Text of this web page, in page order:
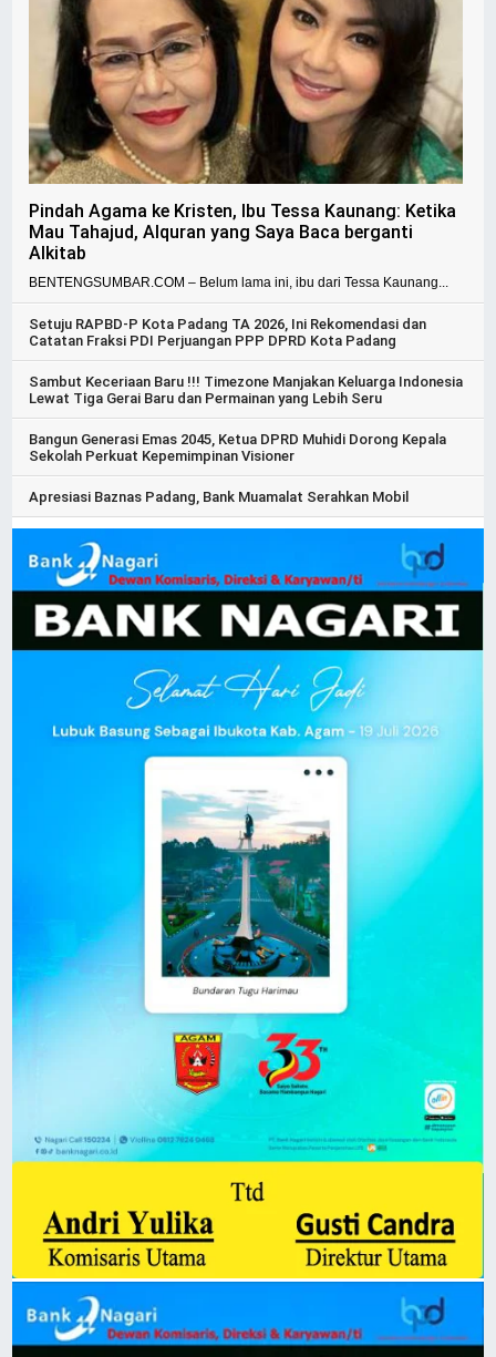
Pindah Agama ke Kristen, Ibu Tessa Kaunang: Ketika
Mau Tahajud, Alquran yang Saya Baca berganti
Alkitab
BENTENGSUMBAR.COM – Belum lama ini, ibu dari Tessa Kaunang...
Setuju RAPBD-P Kota Padang TA 2026, Ini Rekomendasi dan
Catatan Fraksi PDI Perjuangan PPP DPRD Kota Padang
Sambut Keceriaan Baru !!! Timezone Manjakan Keluarga Indonesia
Lewat Tiga Gerai Baru dan Permainan yang Lebih Seru
Bangun Generasi Emas 2045, Ketua DPRD Muhidi Dorong Kepala
Sekolah Perkuat Kepemimpinan Visioner
Apresiasi Baznas Padang, Bank Muamalat Serahkan Mobil